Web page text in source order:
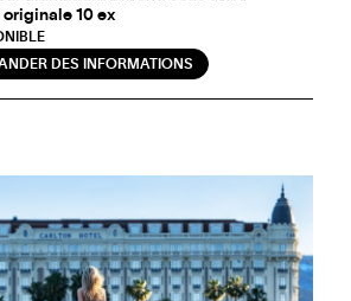
10 ex
DES INFORMATIONS